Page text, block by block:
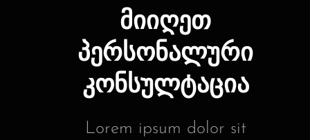
მიიღეთ
პერსონალური
კონსულტაცია
Lorem ipsum dolor sit